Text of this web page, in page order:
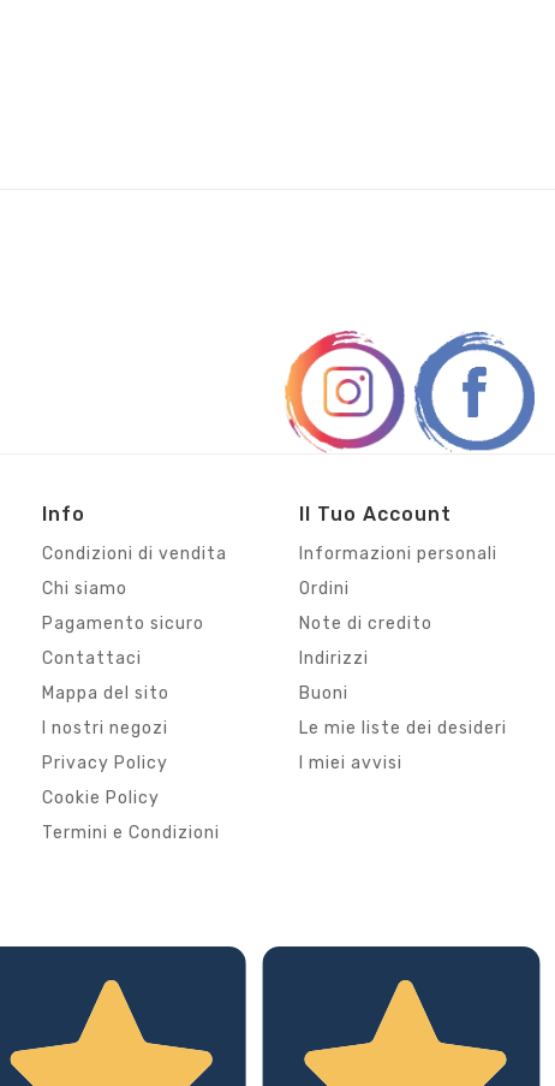
Info
Condizioni di vendita
Chi siamo
Pagamento sicuro
Contattaci
Mappa del sito
I nostri negozi
Privacy Policy
Cookie Policy
Termini e Condizioni
Il Tuo Account
Informazioni personali
Ordini
Note di credito
Indirizzi
Buoni
Le mie liste dei desideri
I miei avvisi